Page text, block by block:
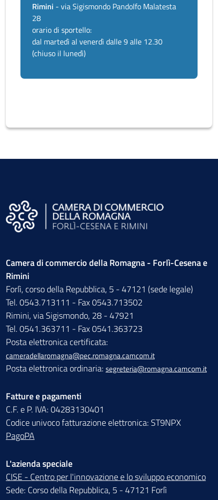
Rimini - via Sigismondo Pandolfo Malatesta
28
orario di sportello:
dal martedì al venerdì dalle 9 alle 12.30
(chiuso il lunedì)
Camera di commercio della Romagna - Forlì-Cesena e
Rimini
Forlì, corso della Repubblica, 5 - 47121 (sede legale)
Tel. 0543.713111 - Fax 0543.713502
Rimini, via Sigismondo, 28 - 47921
Tel. 0541.363711 - Fax 0541.363723
Posta elettronica certificata:
cameradellaromagna@pec.romagna.camcom.it
Posta elettronica ordinaria: segreteria@romagna.camcom.it
Fatture e pagamenti
C.F. e P. IVA: 04283130401
Codice univoco fatturazione elettronica: ST9NPX
PagoPA
L'azienda speciale
CISE - Centro per l'innovazione e lo sviluppo economico
Sede: Corso della Repubblica, 5 - 47121 Forlì